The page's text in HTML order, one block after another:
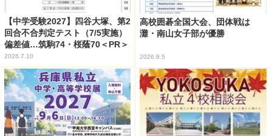
【中学受験2027】四谷大塚、第2
回合不合判定テスト（7/5実施）
偏差値…筑駒74・桜蔭70＜PR＞
2026.7.10
高校囲碁全国大会、団体戦は
灘・南山女子部が優勝
2026.8.5